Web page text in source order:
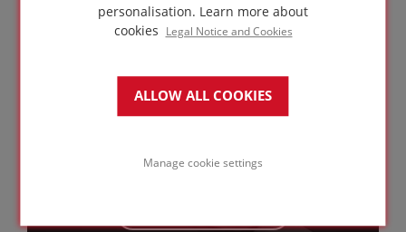
personalisation. Learn more about
cookies
Legal Notice and Cookies
ALLOW ALL COOKIES
Manage cookie settings